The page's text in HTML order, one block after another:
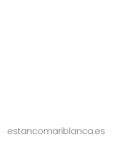
estancomariblanca.es